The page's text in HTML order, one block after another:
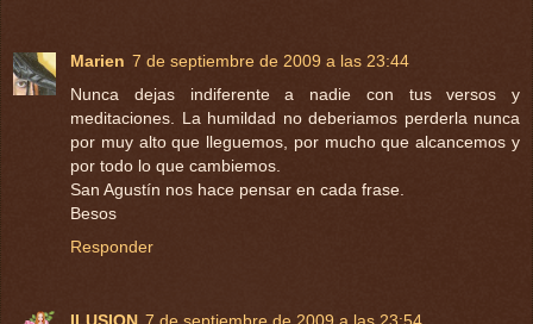
Marien 7 de septiembre de 2009 a las 23:44
Nunca dejas indiferente a nadie con tus versos y
meditaciones. La humildad no deberiamos perderla nunca
por muy alto que lleguemos, por mucho que alcancemos y
por todo lo que cambiemos.
San Agustín nos hace pensar en cada frase.
Besos
Responder
ILUSION 7 de septiembre de 2009 a las 23:54